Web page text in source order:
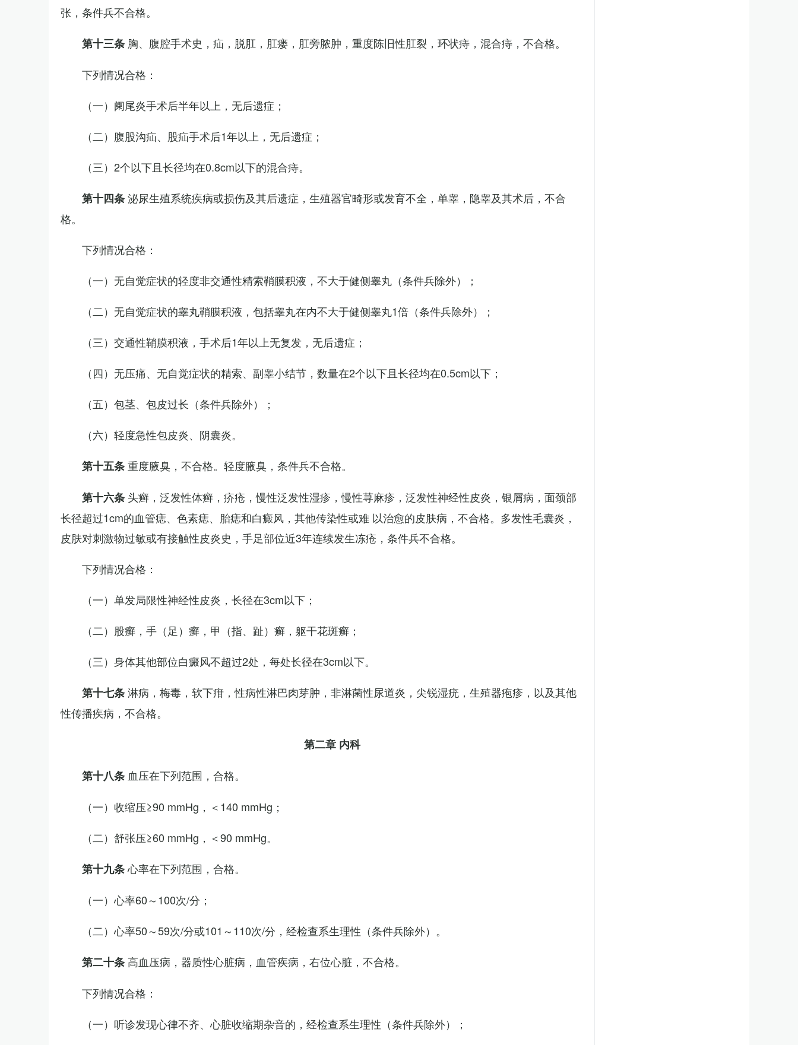
张，条件兵不合格。
第十三条 胸、腹腔手术史，疝，脱肛，肛瘘，肛旁脓肿，重度陈旧性肛裂，环状痔，混合痔，不合格。
下列情况合格：
（一）阑尾炎手术后半年以上，无后遗症；
（二）腹股沟疝、股疝手术后1年以上，无后遗症；
（三）2个以下且长径均在0.8cm以下的混合痔。
第十四条泌尿生殖系统疾病或损伤及其后遗症，生殖器官畸形或发育不全，单睾，隐睾及其术后，不合
格。
下列情况合格：
（一）无自觉症状的轻度非交通性精索鞘膜积液，不大于健侧睾丸（条件兵除外）；
（二）无自觉症状的睾丸鞘膜积液，包括睾丸在内不大于健侧睾丸1倍（条件兵除外）；
（三）交通性鞘膜积液，手术后1年以上无复发，无后遗症；
（四）无压痛、无自觉症状的精索、副睾小结节，数量在2个以下且长径均在0.5cm以下；
（五）包茎、包皮过长（条件兵除外）；
（六）轻度急性包皮炎、阴囊炎。
第十五条重度腋臭，不合格。轻度腋臭，条件兵不合格。
第十六条 头癣，泛发性体癣，疥疮，慢性泛发性湿疹，慢性荨麻疹，泛发性神经性皮炎，银屑病，面颈部
长径超过1cm的血管痣、色素痣、胎痣和白癜风，其他传染性或难 以治愈的皮肤病，不合格。多发性毛囊炎，
皮肤对刺激物过敏或有接触性皮炎史，手足部位近3年连续发生冻疮，条件兵不合格。
下列情况合格：
（一）单发局限性神经性皮炎，长径在3cm以下；
（二）股癣，手（足）癣，甲（指、趾）癣，躯干花斑癣；
（三）身体其他部位白癜风不超过2处，每处长径在3cm以下。
第十七条淋病，梅毒，软下疳，性病性淋巴肉芽肿，非淋菌性尿道炎，尖锐湿疣，生殖器疱疹，以及其他
性传播疾病，不合格。
第二章 内科
第十八条 血压在下列范围，合格。
（一）收缩压≥90 mmHg，＜140 mmHg；
（二）舒张压≥60 mmHg，＜90 mmHg。
第十九条心率在下列范围，合格。
（一）心率60～100次/分；
（二）心率50～59次/分或101～110次/分，经检查系生理性（条件兵除外）。
第二十条 高血压病，器质性心脏病，血管疾病，右位心脏，不合格。
下列情况合格：
（一）听诊发现心律不齐、心脏收缩期杂音的，经检查系生理性（条件兵除外）；